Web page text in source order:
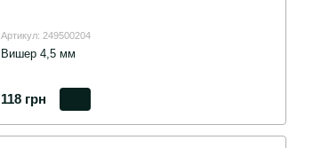
Артикул: 249500204
Вишер 4,5 мм
118 грн